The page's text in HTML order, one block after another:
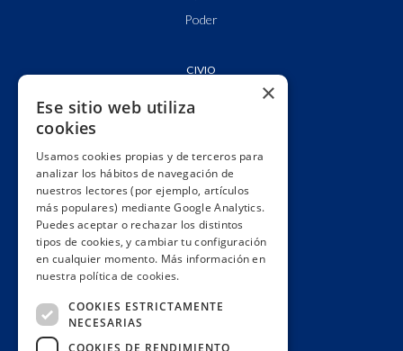
Poder
CIVIO
Quiénes somos
Cuentas claras
Alianzas y redes
Hacemos lobby
Impacto
Premios
×
Ese sitio web utiliza
cookies
Usamos cookies propias y de terceros para
analizar los hábitos de navegación de
nuestros lectores (por ejemplo, artículos
más populares) mediante Google Analytics.
Puedes aceptar o rechazar los distintos
tipos de cookies, y cambiar tu configuración
en cualquier momento. Más información en
nuestra política de cookies.
COOKIES ESTRICTAMENTE
NECESARIAS
COOKIES DE RENDIMIENTO